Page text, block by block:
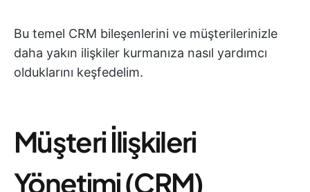
Bu temel CRM bileşenlerini ve müşterilerinizle
daha yakın ilişkiler kurmanıza nasıl yardımcı
olduklarını keşfedelim.
Müşteri İlişkileri
Yönetimi (CRM)